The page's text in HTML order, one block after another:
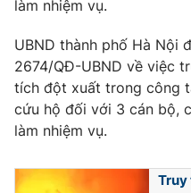
VTV4
VTV9
Liên hệ tòa soạn
làm nhiệm vụ.
UBND thành phố Hà Nội
2674/QĐ-UBND về việc
tích đột xuất trong công
cứu hộ đối với 3 cán bộ,
làm nhiệm vụ.
Truy